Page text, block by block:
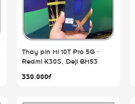
Thay pin Mi 10T Pro 5G -
Redmi K30S, Deji BM53
330.000₫